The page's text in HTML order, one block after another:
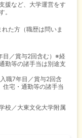
援など、大学運営をす
。
た方（職歴は問いま
目／賞与2回含む）※経
勤等の諸手当は別途支
職7年目／賞与2回含
宅・通勤等の諸手当
校／大東文化大学附属